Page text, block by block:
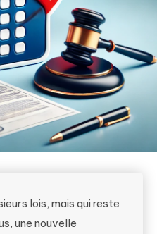
lois, mais qui reste
une nouvelle